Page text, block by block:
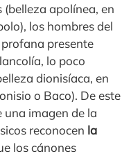
apolínea, en
los hombres del
presente
lo poco
dionisíaca, en
o Baco). De este
una imagen de la
reconocen la
los cánones